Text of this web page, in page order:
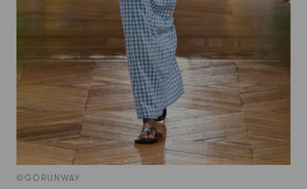
©GORUNWAY